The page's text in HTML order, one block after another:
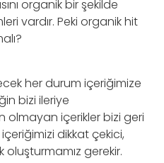
organik bir şekilde
vardır. Peki organik hit
her durum içeriğimize
bizi ileriye
içerikler bizi geri
dikkat çekici,
gerekir.